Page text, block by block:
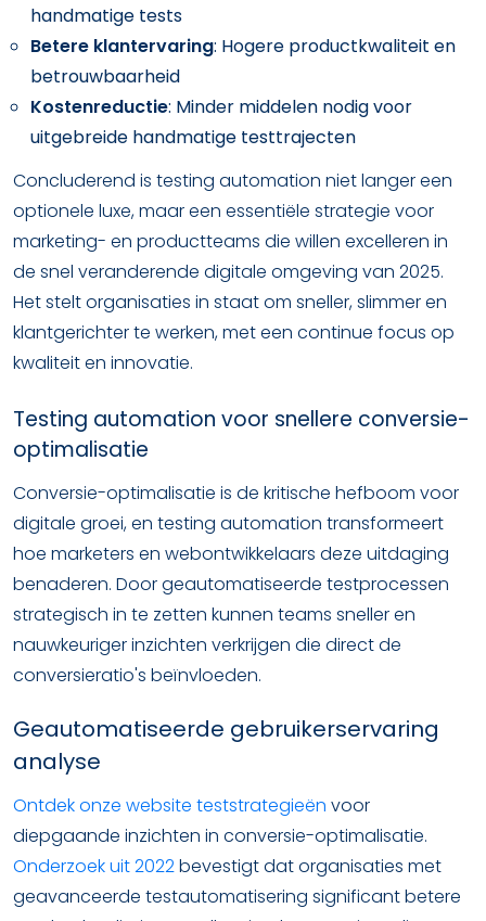
handmatige tests
Betere klantervaring: Hogere productkwaliteit en
betrouwbaarheid
Kostenreductie: Minder middelen nodig voor
uitgebreide handmatige testtrajecten
Concluderend is testing automation niet langer een
optionele luxe, maar een essentiële strategie voor
marketing- en productteams die willen excelleren in
de snel veranderende digitale omgeving van 2025.
Het stelt organisaties in staat om sneller, slimmer en
klantgerichter te werken, met een continue focus op
kwaliteit en innovatie.
Testing automation voor snellere conversie-
optimalisatie
Conversie-optimalisatie is de kritische hefboom voor
digitale groei, en testing automation transformeert
hoe marketers en webontwikkelaars deze uitdaging
benaderen. Door geautomatiseerde testprocessen
strategisch in te zetten kunnen teams sneller en
nauwkeuriger inzichten verkrijgen die direct de
conversieratio's beïnvloeden.
Geautomatiseerde gebruikerservaring
analyse
Ontdek onze website teststrategieën voor
diepgaande inzichten in conversie-optimalisatie.
Onderzoek uit 2022bevestigt dat organisaties met
geavanceerde testautomatisering significant betere